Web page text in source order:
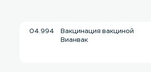
04.994
Вакцинация вакциной
Вианвак